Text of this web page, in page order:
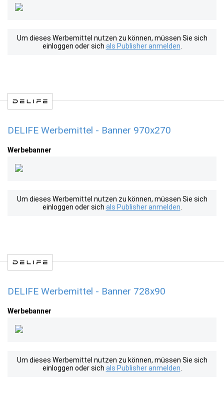
Um dieses Werbemittel nutzen zu können, müssen Sie sich
einloggen oder sich als Publisher anmelden
DELIFE Werbemittel - Banner 970x270
Werbebanner
Um dieses Werbemittel nutzen zu können, müssen Sie sich
einloggen oder sich als Publisher anmelden
DELIFE Werbemittel - Banner 728x90
Werbebanner
Um dieses Werbemittel nutzen zu können, müssen Sie sich
einloggen oder sich als Publisher anmelden